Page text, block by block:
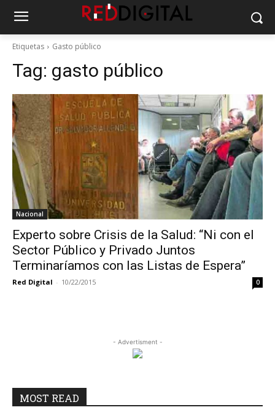
Etiquetas Gasto público
Tag: gasto público
Nacional
Experto sobre Crisis de la Salud: “Ni con el
Sector Público y Privado Juntos
Terminaríamos con las Listas de Espera”
Red Digital - 10/22/2015 0
- Advertisment -
MOST READ